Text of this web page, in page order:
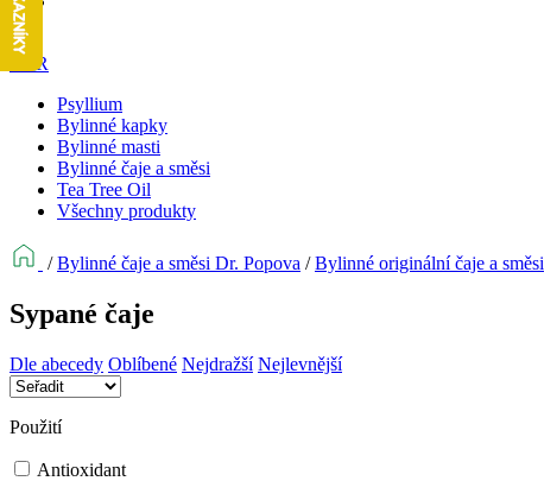
1
EUR
Psyllium
Bylinné kapky
Bylinné masti
Bylinné čaje a směsi
Tea Tree Oil
Všechny produkty
/Bylinné čaje a směsi Dr. Popova /Bylinné originální čaje a směsi
Sypané čaje
Dle abecedy Oblíbené Nejdražší Nejlevnější
Použití
Antioxidant